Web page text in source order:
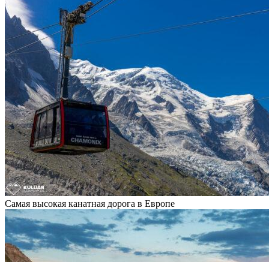
Самая высокая канатная дорога в Европе